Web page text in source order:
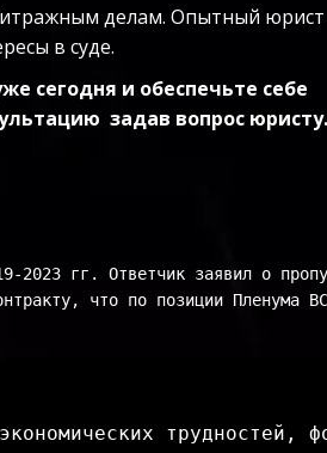
делам. Опытный юрист
в суде.
сегодня и обеспечьте себе
задав вопрос юристу.
2023 гг. Ответчик заявил о
что по позиции Пленума
трудностей,